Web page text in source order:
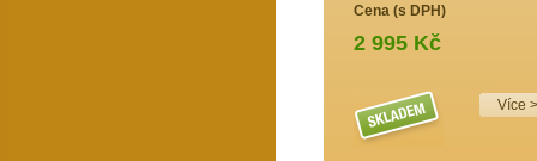
Cena (s DPH)
2 995 Kč
Více